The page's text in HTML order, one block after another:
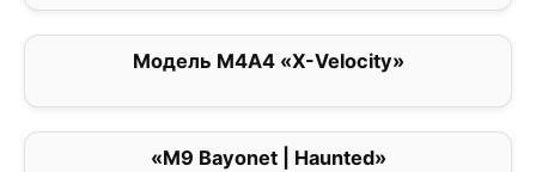
Модель M4A4 «X-Velocity»
«M9 Bayonet | Haunted»